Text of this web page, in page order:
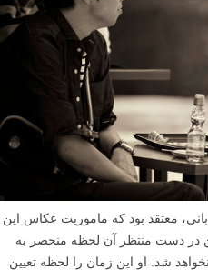
معتقد بود که ماموریت عکاس این
در دست منتظر آن لحظه منحصر به
شد. او این زمان را لحظه تعیین